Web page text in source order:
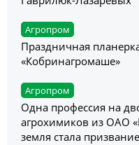
Агропром
Праздничная
«Кобринагромаше»
Агропром
Одна профессия на
агрохимиков из ОАО
земля стала